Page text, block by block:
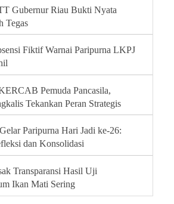
Gubernur Riau Bukti Nyata
Tegas
Fiktif Warnai Paripurna LKPJ
Pemuda Pancasila,
Tekankan Peran Strategis
Pembangunan Daerah
Paripurna Hari Jadi ke-26:
dan Konsolidasi
Transparansi Hasil Uji
Ikan Mati Sering